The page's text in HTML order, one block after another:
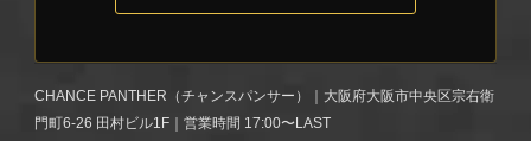
CHANCE PANTHER（チャンスパンサー）｜大阪府大阪市中央区宗右衛
門町6-26 田村ビル1F｜営業時間 17:00〜LAST